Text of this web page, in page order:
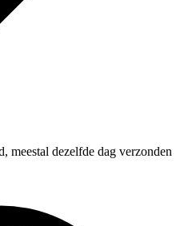
dezelfde dag verzonden